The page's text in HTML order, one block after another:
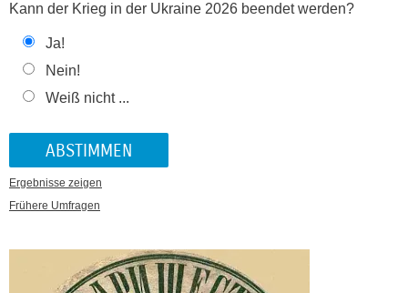
Kann der Krieg in der Ukraine 2026 beendet werden?
Ja!
Nein!
Weiß nicht ...
Ergebnisse zeigen
Frühere Umfragen